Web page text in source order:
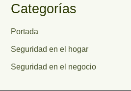
Categorías
Portada
Seguridad en el hogar
Seguridad en el negocio